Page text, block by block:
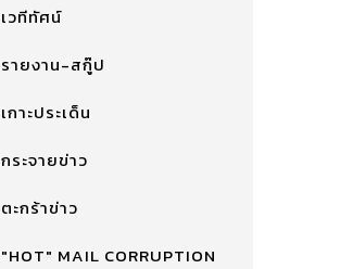
เวทีทัศน์
รายงาน-สกู๊ป
เกาะประเด็น
กระจายข่าว
ตะกร้าข่าว
"HOT" MAIL CORRUPTION